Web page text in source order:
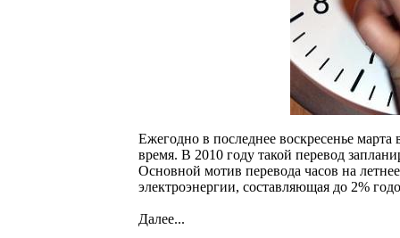
Ежегодно в последнее воскресенье марта
время. В 2010 году такой перевод
Основной мотив перевода часов на
электроэнергии, составляющая до 2%
Далее...